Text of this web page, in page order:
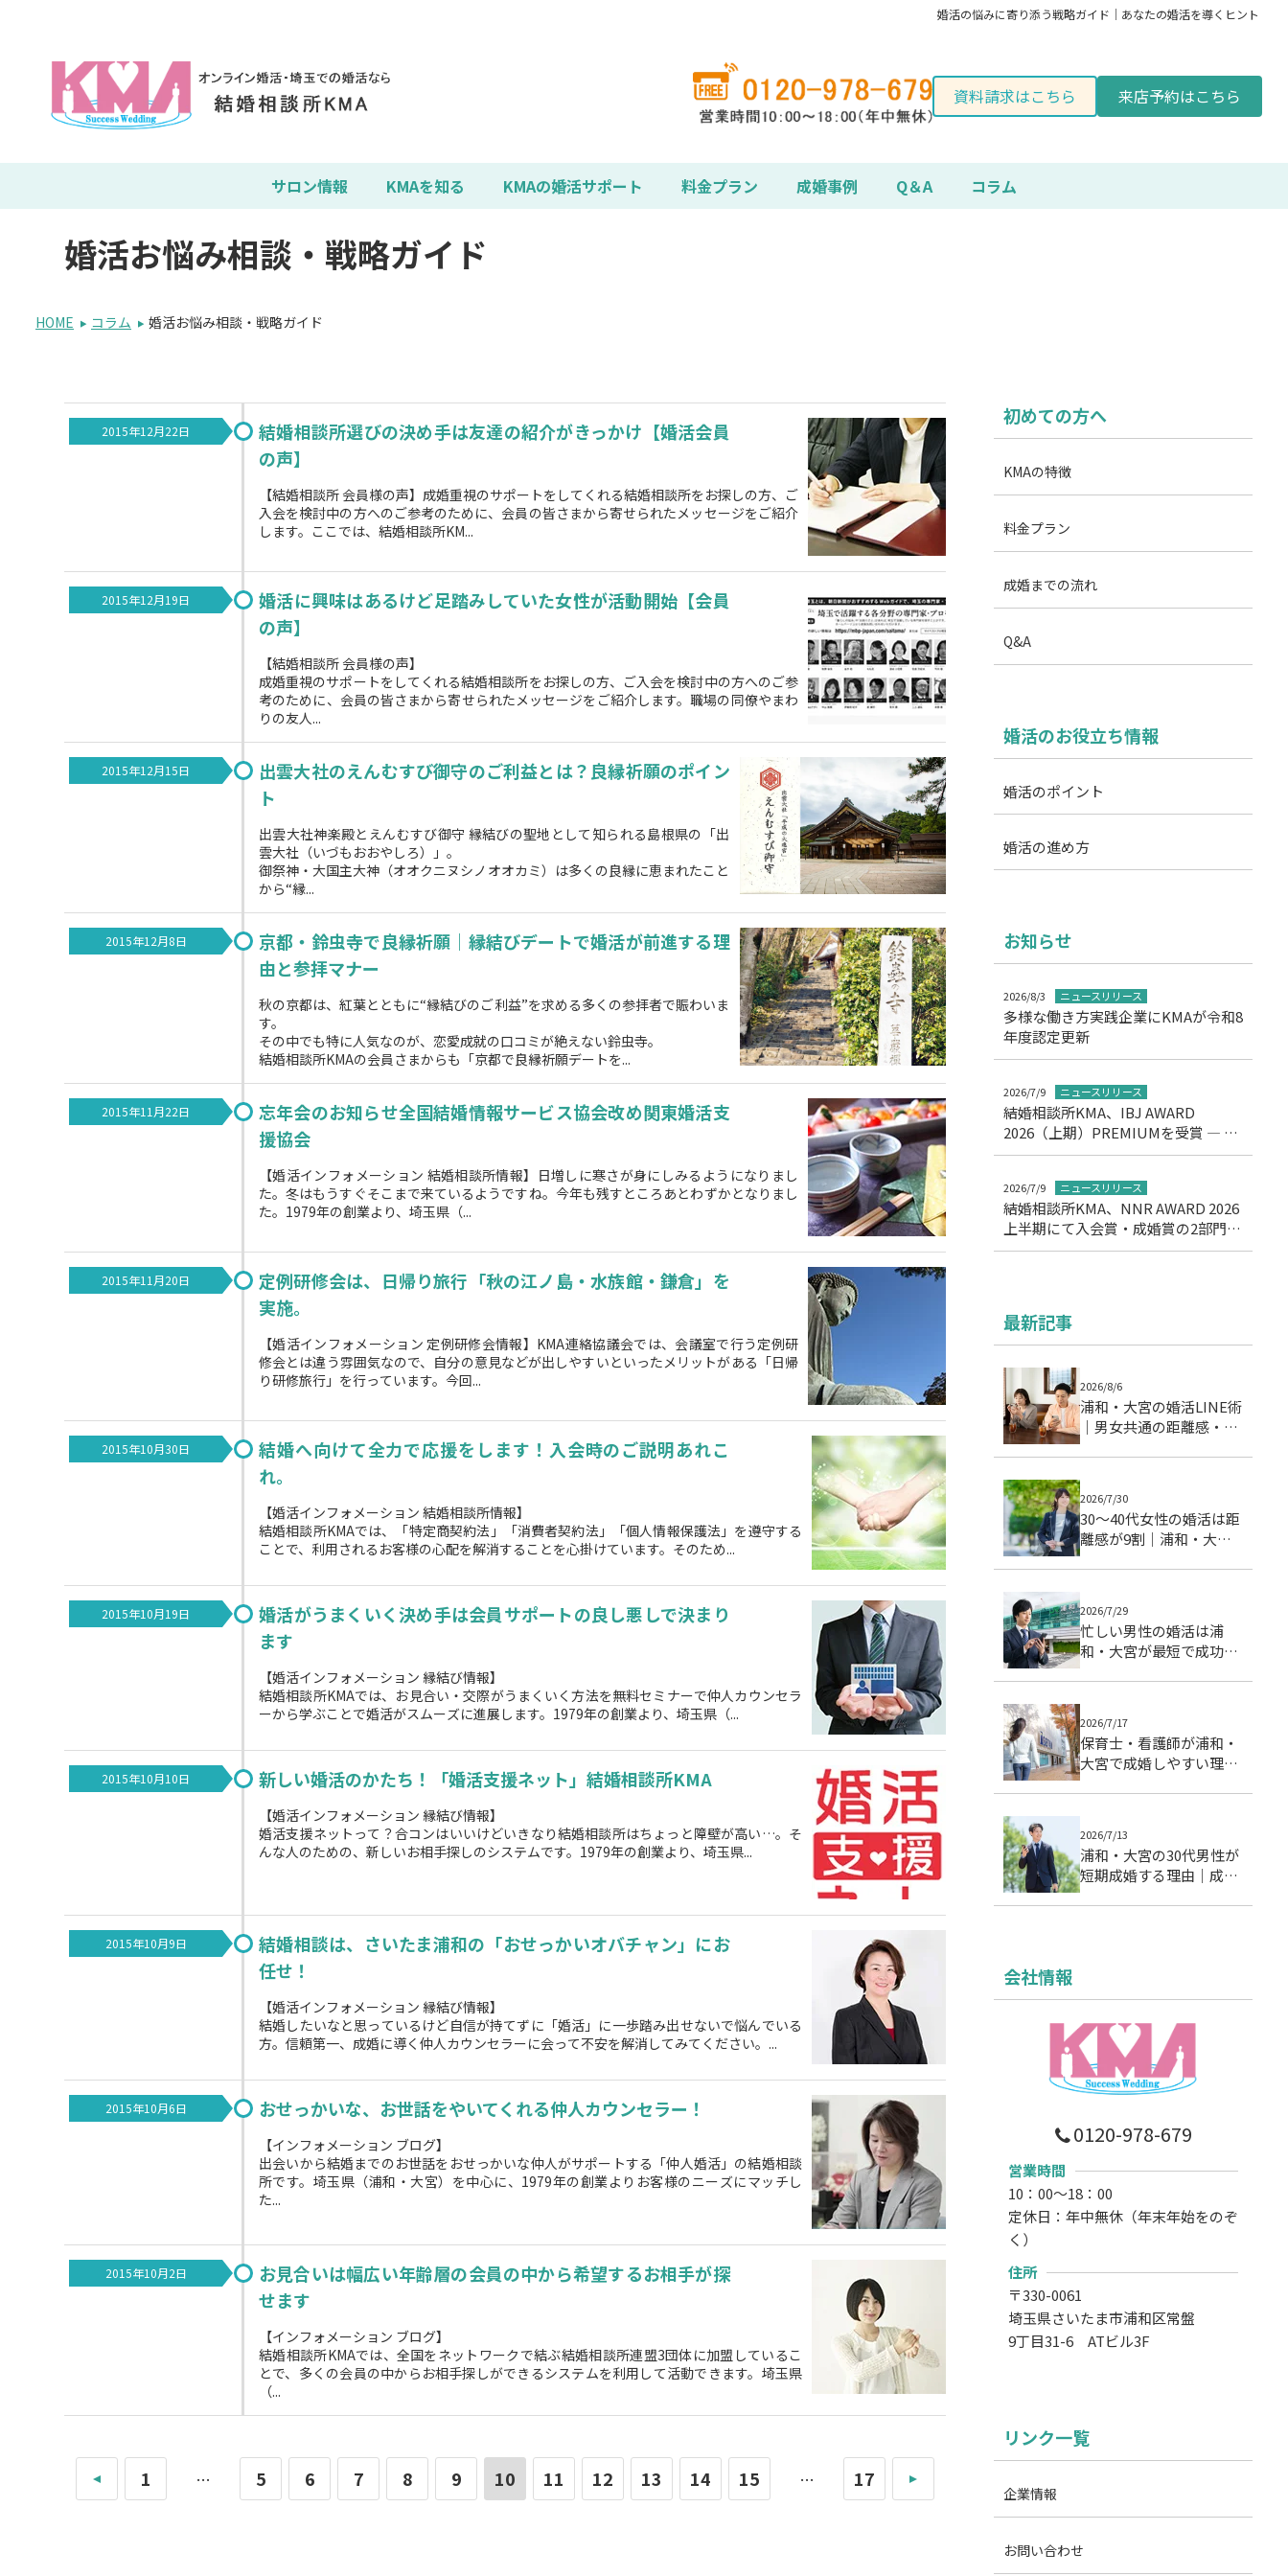
婚活の悩みに寄り添う戦略ガイド｜あなたの婚活を導くヒント
資料請求はこちら 来店予約はこちら
サロン情報 KMAを知る KMAの婚活サポート 料金プラン 成婚事例 Q＆A コラム
婚活お悩み相談・戦略ガイド
HOME コラム 婚活お悩み相談・戦略ガイド
2015年12月22日
結婚相談所選びの決め手は友達の紹介がきっかけ【婚活会員
の声】
【結婚相談所 会員様の声】成婚重視のサポートをしてくれる結婚相談所をお探しの方、ご
入会を検討中の方へのご参考のために、会員の皆さまから寄せられたメッセージをご紹介
します。ここでは、結婚相談所KM...
2015年12月19日
婚活に興味はあるけど足踏みしていた女性が活動開始【会員
の声】
【結婚相談所 会員様の声】
成婚重視のサポートをしてくれる結婚相談所をお探しの方、ご入会を検討中の方へのご参
考のために、会員の皆さまから寄せられたメッセージをご紹介します。職場の同僚やまわ
りの友人...
2015年12月15日
出雲大社のえんむすび御守のご利益とは？良縁祈願のポイン
ト
出雲大社神楽殿とえんむすび御守 縁結びの聖地として知られる島根県の「出
雲大社（いづもおおやしろ）」。
御祭神・大国主大神（オオクニヌシノオオカミ）は多くの良縁に恵まれたこと
から“縁...
2015年12月8日
京都・鈴虫寺で良縁祈願｜縁結びデートで婚活が前進する理
由と参拝マナー
秋の京都は、紅葉とともに“縁結びのご利益”を求める多くの参拝者で賑わいま
す。
その中でも特に人気なのが、恋愛成就の口コミが絶えない鈴虫寺。
結婚相談所KMAの会員さまからも「京都で良縁祈願デートを...
2015年11月22日
忘年会のお知らせ全国結婚情報サービス協会改め関東婚活支
援協会
【婚活インフォメーション 結婚相談所情報】日増しに寒さが身にしみるようになりまし
た。冬はもうすぐそこまで来ているようですね。今年も残すところあとわずかとなりまし
た。1979年の創業より、埼玉県（...
2015年11月20日
定例研修会は、日帰り旅行「秋の江ノ島・水族館・鎌倉」を
実施。
【婚活インフォメーション 定例研修会情報】KMA連絡協議会では、会議室で行う定例研
修会とは違う雰囲気なので、自分の意見などが出しやすいといったメリットがある「日帰
り研修旅行」を行っています。今回...
2015年10月30日
結婚へ向けて全力で応援をします！入会時のご説明あれこ
れ。
【婚活インフォメーション 結婚相談所情報】
結婚相談所KMAでは、「特定商契約法」「消費者契約法」「個人情報保護法」を遵守する
ことで、利用されるお客様の心配を解消することを心掛けています。そのため...
2015年10月19日
婚活がうまくいく決め手は会員サポートの良し悪しで決まり
ます
【婚活インフォメーション 縁結び情報】
結婚相談所KMAでは、お見合い・交際がうまくいく方法を無料セミナーで仲人カウンセラ
ーから学ぶことで婚活がスムーズに進展します。1979年の創業より、埼玉県（...
2015年10月10日 新しい婚活のかたち！「婚活支援ネット」結婚相談所KMA
【婚活インフォメーション 縁結び情報】
婚活支援ネットって？合コンはいいけどいきなり結婚相談所はちょっと障壁が高い…。そ
んな人のための、新しいお相手探しのシステムです。1979年の創業より、埼玉県...
2015年10月9日
結婚相談は、さいたま浦和の「おせっかいオバチャン」にお
任せ！
【婚活インフォメーション 縁結び情報】
結婚したいなと思っているけど自信が持てずに「婚活」に一歩踏み出せないで悩んでいる
方。信頼第一、成婚に導く仲人カウンセラーに会って不安を解消してみてください。...
2015年10月6日 おせっかいな、お世話をやいてくれる仲人カウンセラー！
【インフォメーション ブログ】
出会いから結婚までのお世話をおせっかいな仲人がサポートする「仲人婚活」の結婚相談
所です。埼玉県（浦和・大宮）を中心に、1979年の創業よりお客様のニーズにマッチし
た...
2015年10月2日
お見合いは幅広い年齢層の会員の中から希望するお相手が探
せます
【インフォメーション ブログ】
結婚相談所KMAでは、全国をネットワークで結ぶ結婚相談所連盟3団体に加盟しているこ
とで、多くの会員の中からお相手探しができるシステムを利用して活動できます。埼玉県
（...
« 1 … 5 6 7 8 9 10 11 12 13 14 15 … 17 »
初めての方へ
KMAの特徴
料金プラン
成婚までの流れ
Q&A
婚活のお役立ち情報
婚活のポイント
婚活の進め方
お知らせ
2026/8/3 ニュースリリース
多様な働き方実践企業にKMAが令和8
年度認定更新
2026/7/9 ニュースリリース
結婚相談所KMA、IBJ AWARD
2026（上期）PREMIUMを受賞 ― 11
期連続の高評価を達成
2026/7/9 ニュースリリース
結婚相談所KMA、NNR AWARD 2026
上半期にて入会賞・成婚賞の2部門受
賞について
最新記事
2026/8/6
浦和・大宮の婚活LINE術
｜男女共通の距離感・頻
2026/7/30
30〜40代女性の婚活は距
離感が9割｜浦和・大宮
2026/7/29
忙しい男性の婚活は浦
和・大宮が最短で成功す
2026/7/17
保育士・看護師が浦和・
大宮で成婚しやすい理由
2026/7/13
浦和・大宮の30代男性が
短期成婚する理由｜成婚
会社情報
0120-978-679
営業時間
10：00～18：00
定休日：年中無休（年末年始をのぞ
く）
住所
〒330-0061
埼玉県さいたま市浦和区常盤
9丁目31-6 ATビル3F
リンク一覧
企業情報
お問い合わせ